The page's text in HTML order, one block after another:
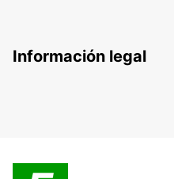
Información legal